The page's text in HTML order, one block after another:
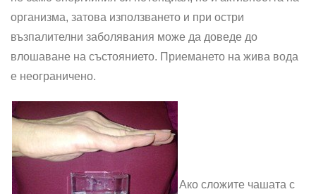
организма, затова използването и при остри
възпалителни заболявания може да доведе до
влошаване на състоянието. Приемането на жива вода
е неограничено.
Ако сложите чашата с